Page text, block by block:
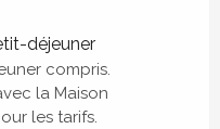
déjeuner
compris.
la Maison
les tarifs.